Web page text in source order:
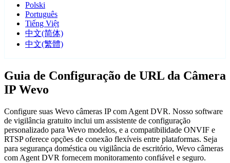
Polski
Português
Tiếng Việt
中文(简体)
中文(繁體)
Guia de Configuração de URL da Câmera
IP Wevo
Configure suas Wevo câmeras IP com Agent DVR. Nosso software
de vigilância gratuito inclui um assistente de configuração
personalizado para Wevo modelos, e a compatibilidade ONVIF e
RTSP oferece opções de conexão flexíveis entre plataformas. Seja
para segurança doméstica ou vigilância de escritório, Wevo câmeras
com Agent DVR fornecem monitoramento confiável e seguro.